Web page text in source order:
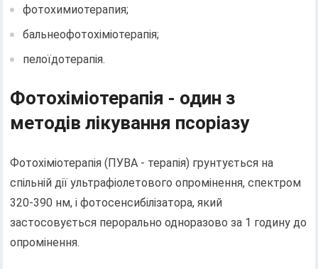
фотохимиотерапия;
бальнеофотохіміотерапія;
пелоїдотерапія.
Фотохіміотерапія - один з
методів лікування псоріазу
Фотохіміотерапія (ПУВА - терапія) грунтується на
спільній дії ультрафіолетового опромінення, спектром
320-390 нм, і фотосенсибілізатора, який
застосовується перорально одноразово за 1 годину до
опромінення.